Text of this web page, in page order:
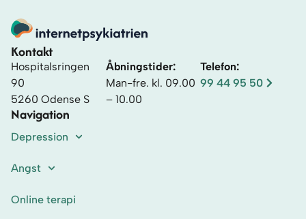
Kontakt
Hospitalsringen
90
5260 Odense S
Åbningstider:
Man-fre. kl. 09.00
– 10.00
Telefon:
99 44 95 50
Navigation
Depression
Angst
Online terapi